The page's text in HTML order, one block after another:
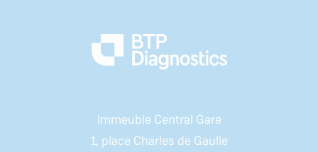
Immeuble Central Gare
1, place Charles de Gaulle